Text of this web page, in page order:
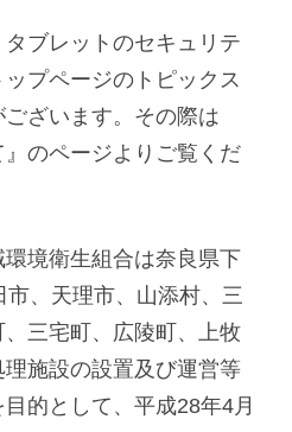
ブレットのセキュリテ
プページのトピックス
ざいます。その際は
』のページよりご覧くだ
境衛生組合は奈良県下
、天理市、山添村、三
三宅町、広陵町、上牧
施設の設置及び運営等
的として、平成28年4月